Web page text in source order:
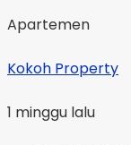
Apartemen
Kokoh Property
1 minggu lalu